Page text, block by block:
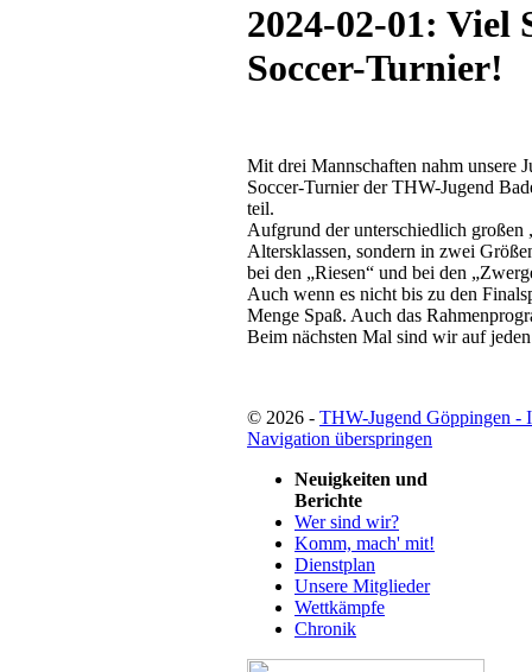
2024-02-01: Viel
Soccer-Turnier!
Mit drei Mannschaften nahm unsere
Soccer-Turnier der THW-Jugend
teil.
Aufgrund der unterschiedlich
Altersklassen, sondern in zwei
bei den „Riesen“ und bei den
Auch wenn es nicht bis zu den
Menge Spaß. Auch das
Beim nächsten Mal sind wir auf
© 2026 - THW-Jugend Göppingen -
Navigation überspringen
Neuigkeiten und
Berichte
Wer sind wir?
Komm, mach' mit!
Dienstplan
Unsere Mitglieder
Wettkämpfe
Chronik